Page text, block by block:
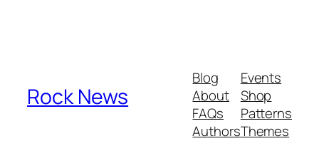
Rock News
Blog
About
FAQs
Authors
Events
Shop
Patterns
Themes